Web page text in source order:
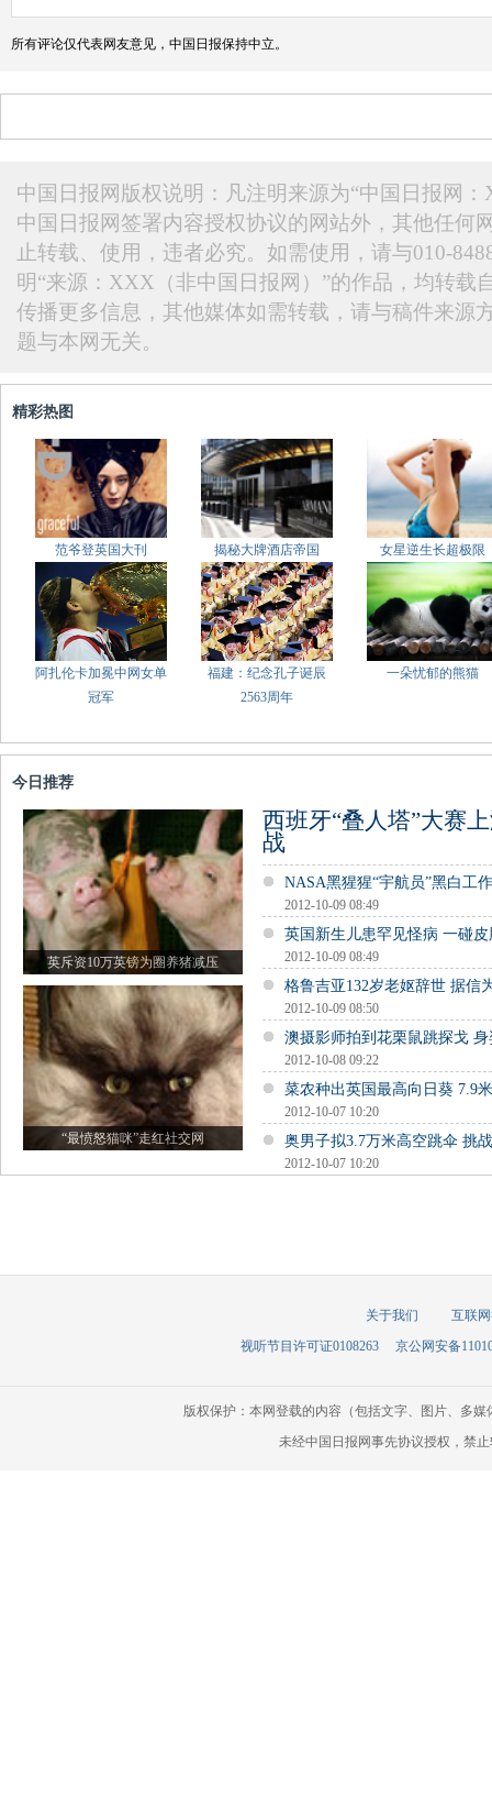
所有评论仅代表网友意见，中国日报保持中立。
中国日报网版权说明：凡注明来源为“中国日报网
中国日报网签署内容授权协议的网站外，其他任何
止转载、使用，违者必究。如需使用，请与010-
明“来源：XXX（非中国日报网）”的作品，均转载
传播更多信息，其他媒体如需转载，请与稿件来源
题与本网无关。
精彩热图
范爷登英国大刊 揭秘大牌酒店帝国 女星逆生长超极限
阿扎伦卡加冕中网女单
冠军
福建：纪念孔子诞辰
2563周年
一朵忧郁的熊猫
今日推荐
英斥资10万英镑为圈养猪减压
“最愤怒猫咪”走红社交网
西班牙“叠人塔”大赛
战
NASA黑猩猩“宇航员”黑白工
2012-10-09 08:49
英国新生儿患罕见怪病 一碰
2012-10-09 08:49
格鲁吉亚132岁老妪辞世 据信
2012-10-09 08:50
澳摄影师拍到花栗鼠跳探戈
2012-10-08 09:22
菜农种出英国最高向日葵 7.9
2012-10-07 10:20
奥男子拟3.7万米高空跳伞 挑
2012-10-07 10:20
关于我们
互联
视听节目许可证0108263
京公网安备
版权保护：本网登载的内容（包括文字、图片、多
未经中国日报网事先协议授权，禁止